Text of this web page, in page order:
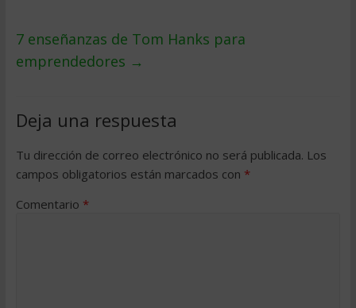
7 enseñanzas de Tom Hanks para
emprendedores →
Deja una respuesta
Tu dirección de correo electrónico no será publicada. Los
campos obligatorios están marcados con *
Comentario *